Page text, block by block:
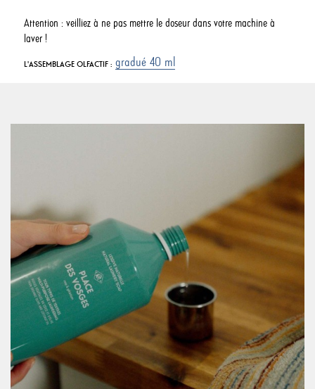
Attention : veilliez à ne pas mettre le doseur dans votre machine à
laver !
L'ASSEMBLAGE OLFACTIF : gradué 40 ml